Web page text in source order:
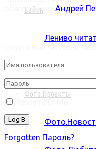
Байки
Лениво
Видео.Урок
Фото.Проекты
обеспечение: Андрей
Forgotten Пароль?